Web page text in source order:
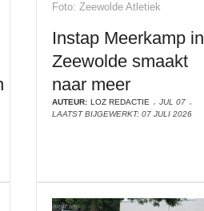
Foto: Zeewolde Atletiek
Instap Meerkamp in
Zeewolde smaakt
naar meer
AUTEUR: LOZ REDACTIE
JUL 07
LAATST BIJGEWERKT: 07 JULI 2026